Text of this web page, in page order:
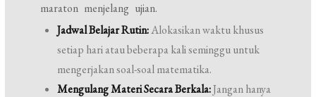
maraton menjelang ujian.
Jadwal Belajar Rutin:Alokasikan waktu khusus
setiap hari atau beberapa kali seminggu untuk
mengerjakan soal-soal matematika.
Mengulang Materi Secara Berkala:Jangan hanya